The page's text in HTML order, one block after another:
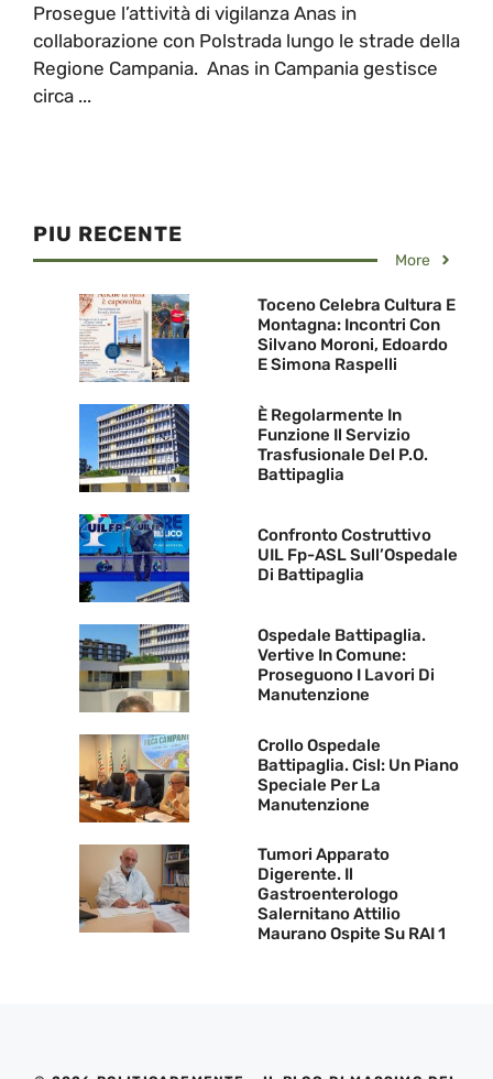
Prosegue l’attività di vigilanza Anas in
collaborazione con Polstrada lungo le strade della
Regione Campania. Anas in Campania gestisce
circa ...
PIU RECENTE
More
Toceno Celebra Cultura E
Montagna: Incontri Con
Silvano Moroni, Edoardo
E Simona Raspelli
È Regolarmente In
Funzione Il Servizio
Trasfusionale Del P.O.
Battipaglia
Confronto Costruttivo
UIL Fp-ASL Sull’Ospedale
Di Battipaglia
Ospedale Battipaglia.
Vertive In Comune:
Proseguono I Lavori Di
Manutenzione
Crollo Ospedale
Battipaglia. Cisl: Un Piano
Speciale Per La
Manutenzione
Tumori Apparato
Digerente. Il
Gastroenterologo
Salernitano Attilio
Maurano Ospite Su RAI 1